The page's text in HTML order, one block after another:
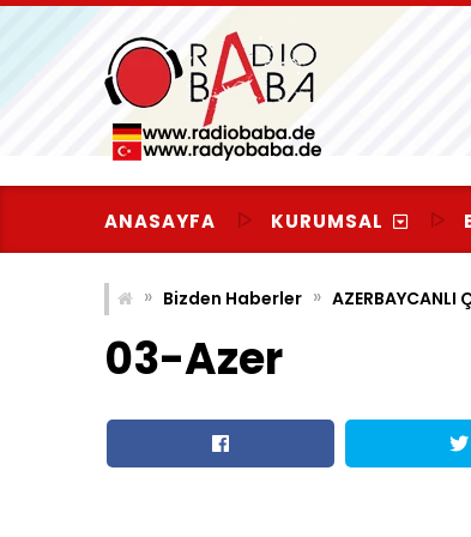
Skip
content
ANASAYFA KURUMSAL
» Bizden Haberler » AZERBAYCANLI
03-Azer